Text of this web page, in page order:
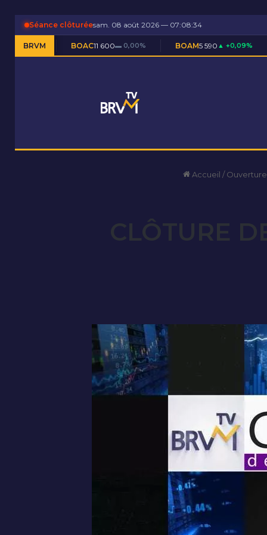
Séance clôturéesam. 08 août 2026 — 07:08:34
BRVM
BOAC11 600 ▬ 0,00% BOAM5 590 ▲ +0,09% BOAN5
Accueil /